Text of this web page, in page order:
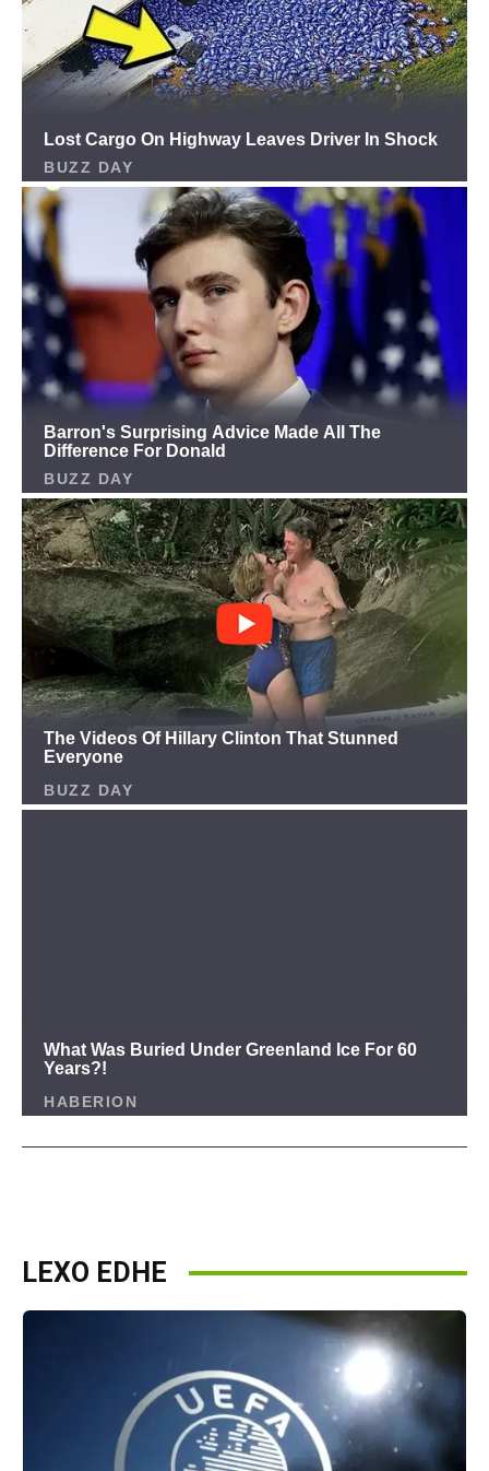
LEXO EDHE